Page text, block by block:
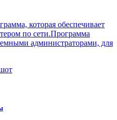
которая обеспечивает
по сети.Программа
администраторами, для